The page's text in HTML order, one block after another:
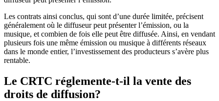
Les contrats ainsi conclus, qui sont d’une durée limitée, précisent
généralement où le diffuseur peut présenter l’émission, ou la
musique, et combien de fois elle peut être diffusée. Ainsi, en vendant
plusieurs fois une même émission ou musique à différents réseaux
dans le monde entier, l’investissement des producteurs s’avère plus
rentable.
Le CRTC réglemente-t-il la vente des
droits de diffusion?